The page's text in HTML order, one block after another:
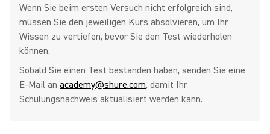
Wenn Sie beim ersten Versuch nicht erfolgreich sind,
müssen Sie den jeweiligen Kurs absolvieren, um Ihr
Wissen zu vertiefen, bevor Sie den Test wiederholen
können.
Sobald Sie einen Test bestanden haben, senden Sie eine
E-Mail an academy@shure.com, damit Ihr
Schulungsnachweis aktualisiert werden kann.